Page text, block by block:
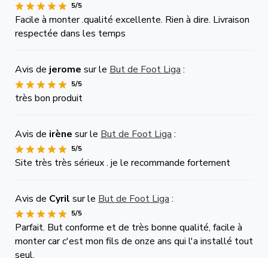
5/5
Facile à monter .qualité excellente. Rien à dire. Livraison
respectée dans les temps
Avis de jerome sur le But de Foot Liga :
5/5
très bon produit
Avis de irène sur le But de Foot Liga :
5/5
Site très très sérieux . je le recommande fortement
Avis de Cyril sur le But de Foot Liga :
5/5
Parfait. But conforme et de très bonne qualité, facile à
monter car c'est mon fils de onze ans qui l'a installé tout
seul.